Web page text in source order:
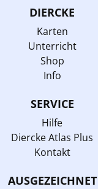
DIERCKE
Karten
Unterricht
Shop
Info
SERVICE
Hilfe
Diercke Atlas Plus
Kontakt
AUSGEZEICHNET